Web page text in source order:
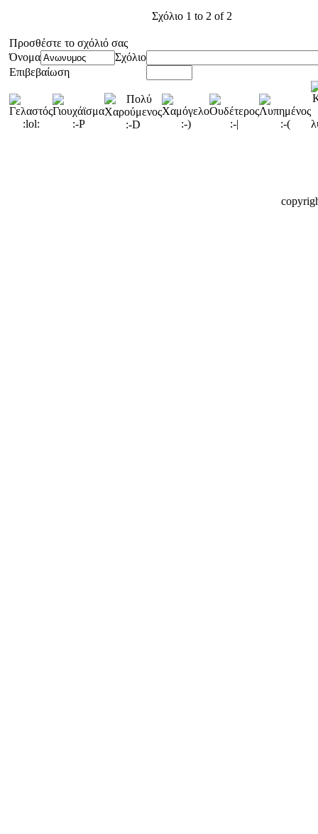
Σχόλιο 1 to 2 of 2
Προσθέστε το σχόλιό σας
Όνομα
Σχόλιο
Επιβεβαίωση